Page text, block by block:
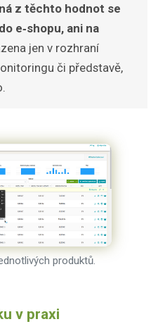
z těchto hodnot se
e‑shopu, ani na
jen v rozhraní
či představě,
produktů.
v praxi